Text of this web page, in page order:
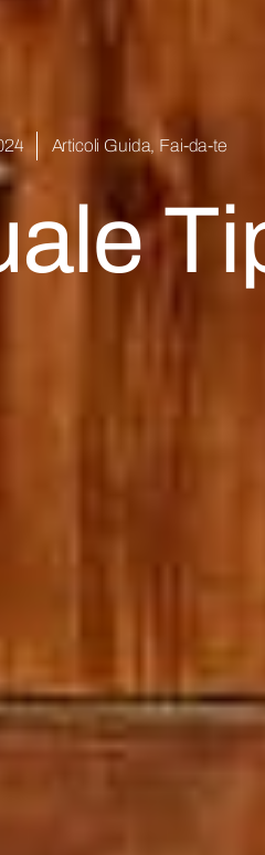
Articoli Guida, Fai-da-te